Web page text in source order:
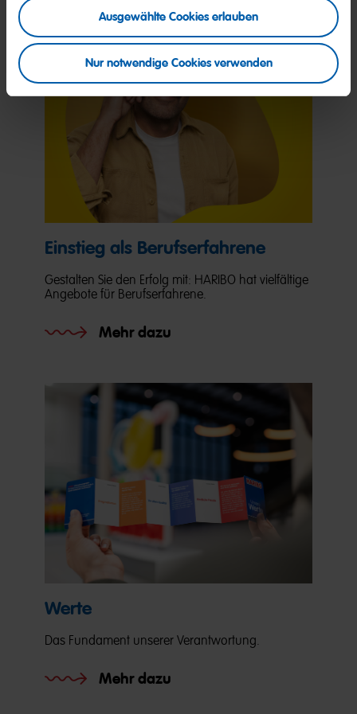
Ausgewählte Cookies erlauben
Nur notwendige Cookies verwenden
Einstieg als Berufserfahrene
Gestalten Sie den Erfolg mit: HARIBO hat vielfältige
Angebote für Berufserfahrene.
Mehr dazu
Werte
Das Fundament unserer Verantwortung.
Mehr dazu